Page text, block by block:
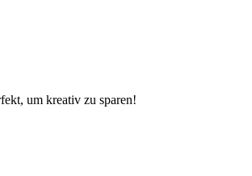
um kreativ zu sparen!